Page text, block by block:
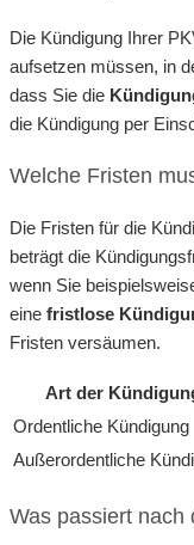
Die Kündigung Ihrer
aufsetzen müssen, in
dass Sie die
die Kündigung per
Welche Fristen
Die Fristen für die
beträgt die
wenn Sie
eine fristlose
Fristen versäumen.
Art der
Ordentliche Kündigung
Außerordentliche
Was passiert nach